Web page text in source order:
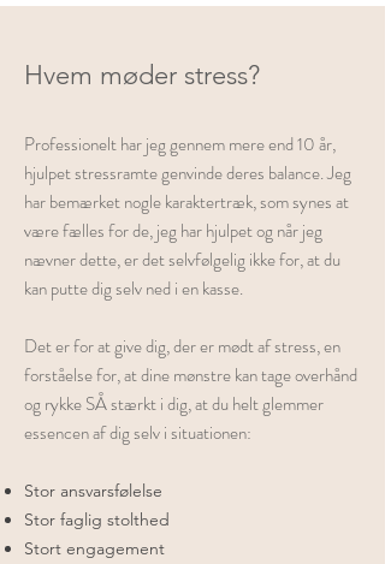
Hvem møder stress?
Professionelt har jeg gennem mere end 10 år,
hjulpet stressramte genvinde deres balance. Jeg
har bemærket nogle karaktertræk, som synes at
være fælles for de, jeg har hjulpet og når jeg
nævner dette, er det selvfølgelig ikke for, at du
kan putte dig selv ned i en kasse.
Det er for at give dig, der er mødt af stress, en
forståelse for, at dine mønstre kan tage overhånd
og rykke SÅ stærkt i dig, at du helt glemmer
essencen af dig selv i situationen:
Stor ansvarsfølelse
Stor faglig stolthed
Stort engagement